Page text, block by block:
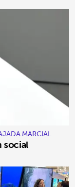
MARCIAL
social